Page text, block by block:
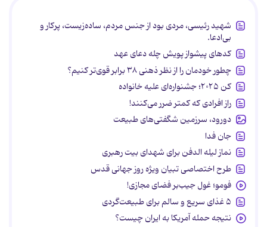
شهید رئیسی، مردی بود از جنس مردم، ساده‌زیست، پرکار و
بی‌ادعا.
کدهای پیشواز پویش چله دعای عهد
چطور خودمان را از نظر ذهنی ۳۸ برابر قوی‌تر کنیم؟
کن ۲۰۲۵؛ جشنواره‌ای علیه خانواده
راز افرادی که کمتر ضرر می‌کنند!
دورود، سرزمین شگفتی‌های طبیعت
جان فدا
نماز لیله الدفن برای شهدای بیت رهبری
طرح اختصاصی تبیان ویژه روز جهانی قدس
فومو؛ غول جیب‌بر فضای مجازی!
۵ غذای سریع و سالم برای طبیعت‌گردی
نتیجه حمله آمریکا به ایران چیست؟